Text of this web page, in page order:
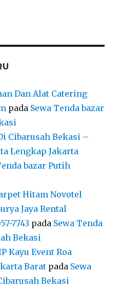
Dan Alat Catering
pada Sewa Tenda bazar
Cibarusah Bekasi –
Lengkap Jakarta
bazar Putih
Hitam Novotel
Jaya Rental
7743 pada Sewa Tenda
Bekasi
Kayu Event Roa
Barat pada Sewa
Bekasi